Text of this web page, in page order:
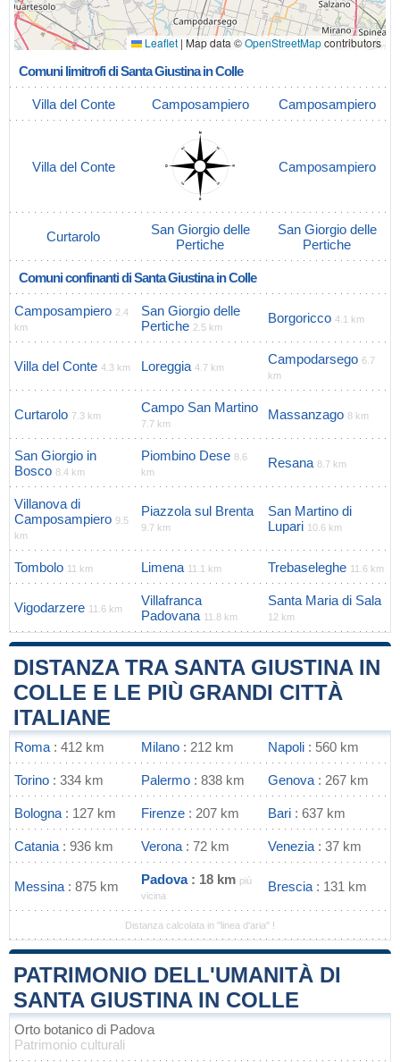
Leaflet | Map data ©OpenStreetMapcontributors
Comuni limitrofi di Santa Giustina in Colle
Villa del Conte Camposampiero Camposampiero
Villa del Conte Camposampiero
Curtarolo
San Giorgio delle
Pertiche
San Giorgio delle
Pertiche
Comuni confinanti di Santa Giustina in Colle
Camposampiero 2.4
km
San Giorgio delle
Pertiche 2.5 km
Borgoricco 4.1 km
Villa del Conte 4.3 km Loreggia 4.7 km
Campodarsego 6.7
km
Curtarolo 7.3 km
Campo San Martino
7.7 km
Massanzago 8 km
San Giorgio in
Bosco 8.4 km
Piombino Dese 8.6
km
Resana 8.7 km
Villanova di
Camposampiero 9.5
km
Piazzola sul Brenta
9.7 km
San Martino di
Lupari 10.6 km
Tombolo 11 km Limena 11.1 km Trebaseleghe 11.6 km
Vigodarzere 11.6 km
Villafranca
Padovana 11.8 km
Santa Maria di Sala
12 km
DISTANZA TRA SANTA GIUSTINA IN
COLLE E LE PIÙ GRANDI CITTÀ
ITALIANE
Roma : 412 km Milano : 212 km Napoli : 560 km
Torino : 334 km Palermo : 838 km Genova : 267 km
Bologna : 127 km Firenze : 207 km Bari : 637 km
Catania : 936 km Verona : 72 km Venezia : 37 km
Messina : 875 km Padova: 18 km più
vicina
Brescia : 131 km
Distanza calcolata in "linea d'aria" !
PATRIMONIO DELL'UMANITÀ DI
SANTA GIUSTINA IN COLLE
Orto botanico di Padova
Patrimonio culturali